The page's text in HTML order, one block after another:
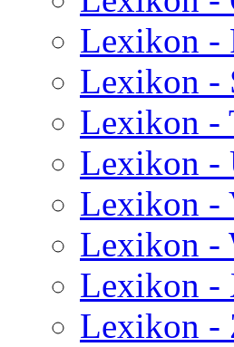
Lexikon -
Lexikon -
Lexikon -
Lexikon -
Lexikon -
Lexikon -
Lexikon -
Lexikon -